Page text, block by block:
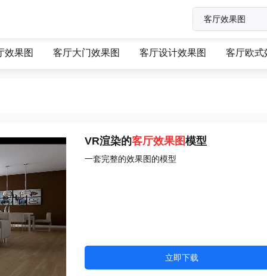
效果图 客厅大门效果图 客厅设计效果图 客厅欧式
VR渲染的客厅效果图模型
一套完整的效果图的模型
立即下载